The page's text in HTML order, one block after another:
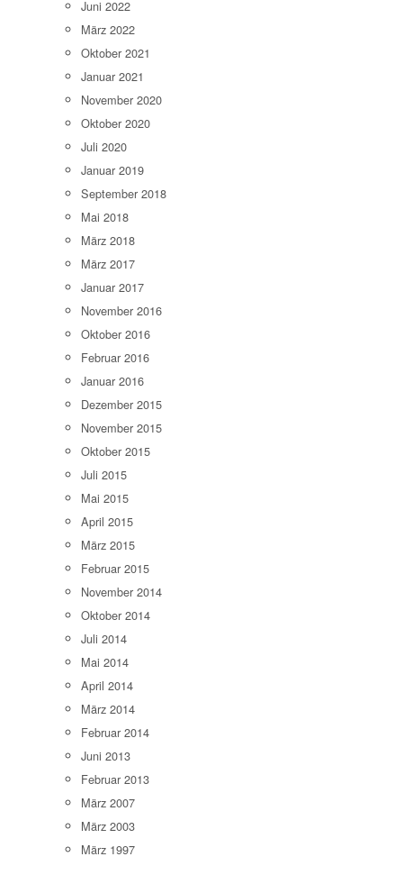
Juni 2022
März 2022
Oktober 2021
Januar 2021
November 2020
Oktober 2020
Juli 2020
Januar 2019
September 2018
Mai 2018
März 2018
März 2017
Januar 2017
November 2016
Oktober 2016
Februar 2016
Januar 2016
Dezember 2015
November 2015
Oktober 2015
Juli 2015
Mai 2015
April 2015
März 2015
Februar 2015
November 2014
Oktober 2014
Juli 2014
Mai 2014
April 2014
März 2014
Februar 2014
Juni 2013
Februar 2013
März 2007
März 2003
März 1997